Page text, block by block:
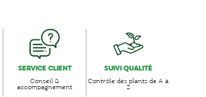
SERVICE CLIENT
Conseil &
accompagnement
SUIVI QUALITÉ
Contrôle des plants de A à
Z